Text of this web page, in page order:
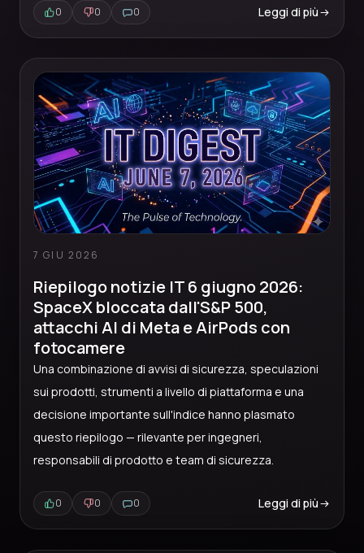
0 0 0 Leggi di più
7 GIU 2026
Riepilogo notizie IT 6 giugno 2026:
SpaceX bloccata dall'S&P 500,
attacchi AI di Meta e AirPods con
fotocamere
Una combinazione di avvisi di sicurezza, speculazioni
sui prodotti, strumenti a livello di piattaforma e una
decisione importante sull'indice hanno plasmato
questo riepilogo — rilevante per ingegneri,
responsabili di prodotto e team di sicurezza.
0 0 0 Leggi di più